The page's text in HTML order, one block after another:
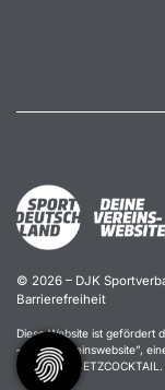
© 2026 – DJK
Barrierefreiheit
Diese Website ist gefördert
– Deine Vereinswebsite”,
DOSB und NETZCOCKTAIL.